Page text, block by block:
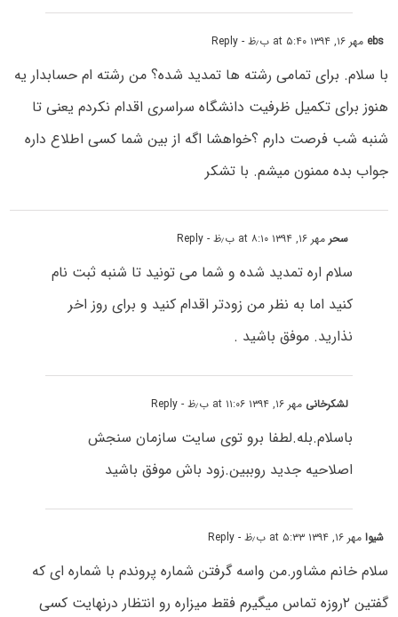
ebs مهر ۱۶, ۱۳۹۴ at ۵:۴۰ ب٫ظ - Reply
با سلام. برای تمامی رشته ها تمدید شده؟ من رشته ام حسابدار یه
هنوز برای تکمیل ظرفیت دانشگاه سراسری اقدام نکردم یعنی تا
شنبه شب فرصت دارم ؟خواهشا اگه از بین شما کسی اطلاع داره
جواب بده ممنون میشم. با تشکر
سحر مهر ۱۶, ۱۳۹۴ at ۸:۱۰ ب٫ظ - Reply
سلام اره تمدید شده و شما می تونید تا شنبه ثبت نام
کنید اما به نظر من زودتر اقدام کنید و برای روز اخر
نذارید. موفق باشید .
لشکرخانی مهر ۱۶, ۱۳۹۴ at ۱۱:۰۶ ب٫ظ - Reply
باسلام.بله.لطفا برو توی سایت سازمان سنجش
اصلاحیه جدید روببین.زود باش موفق باشید
شیوامهر ۱۶, ۱۳۹۴ at ۵:۳۳ ب٫ظ - Reply
سلام خانم مشاور.من واسه گرفتن شماره پروندم با شماره اى که
گفتین ۲روزه تماس میگیرم فقط میزاره رو انتظار درنهایت کسى